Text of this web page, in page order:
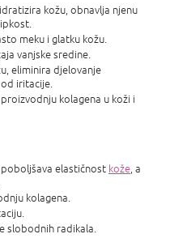
kožu, obnavlja njenu
meku i glatku kožu.
vanjske sredine.
eliminira djelovanje
iritacije.
kolagena u koži i
elastičnost kože , a
kolagena.
slobodnih radikala.